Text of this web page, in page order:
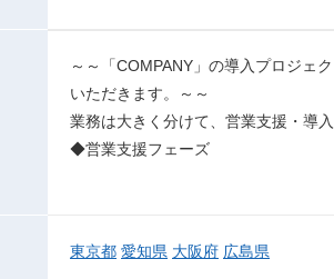
～～「COMPANY」の導入プロジェ
いただきます。～～
業務は大きく分けて、営業支援・導
◆営業支援フェーズ
東京都 愛知県 大阪府 広島県